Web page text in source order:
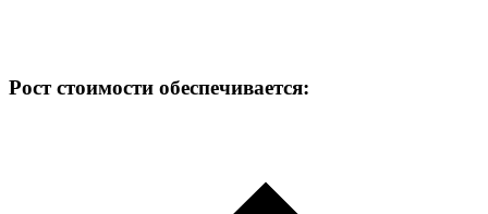
Рост стоимости обеспечивается: